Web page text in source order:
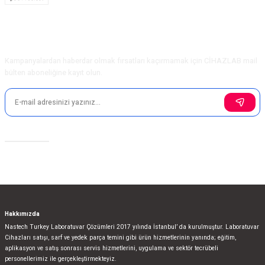
Hakkımızda
Nastech Turkey Laboratuvar Çözümleri 2017 yılında İstanbul’ da kurulmuştur. Laboratuvar
Cihazları satışı, sarf ve yedek parça temini gibi ürün hizmetlerinin yanında; eğitim,
aplikasyon ve satış sonrası servis hizmetlerini, uygulama ve sektör tecrübeli
personellerimiz ile gerçekleştirmekteyiz.